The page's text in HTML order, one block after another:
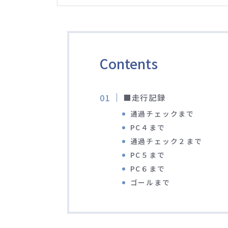
Contents
■走行記録
通過チェックまで
PC４まで
通過チェック２まで
PC５まで
PC６まで
ゴールまで